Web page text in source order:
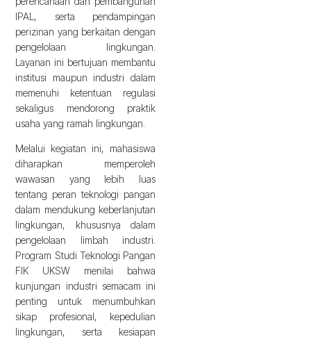
IPAL, serta pendampingan
perizinan yang berkaitan dengan
pengelolaan lingkungan.
Layanan ini bertujuan membantu
institusi maupun industri dalam
memenuhi ketentuan regulasi
sekaligus mendorong praktik
usaha yang ramah lingkungan.
Melalui kegiatan ini, mahasiswa
diharapkan memperoleh
wawasan yang lebih luas
tentang peran teknologi pangan
dalam mendukung keberlanjutan
lingkungan, khususnya dalam
pengelolaan limbah industri.
Program Studi Teknologi Pangan
FIK UKSW menilai bahwa
kunjungan industri semacam ini
penting untuk menumbuhkan
sikap profesional, kepedulian
lingkungan, serta kesiapan